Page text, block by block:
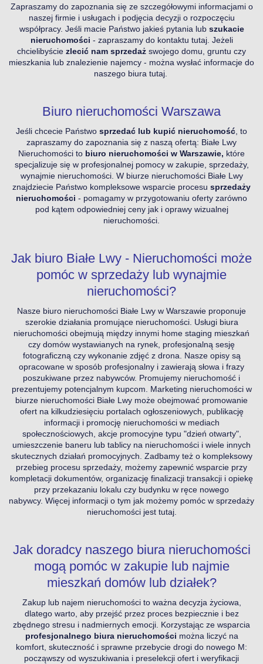
Zapraszamy do zapoznania się ze szczegółowymi informacjami o
naszej firmie i usługach i podjęcia decyzji o rozpoczęciu
współpracy. Jeśli macie Państwo jakieś pytania lub szukacie
nieruchomości - zapraszamy do kontaktu tutaj. Jeżeli
chcielibyście zlecić nam sprzedaż swojego domu, gruntu czy
mieszkania lub znalezienie najemcy - można wysłać informacje do
naszego biura tutaj.
Biuro nieruchomości Warszawa
Jeśli chcecie Państwo sprzedać lub kupić nieruchomość , to
zapraszamy do zapoznania się z naszą ofertą: Białe Lwy
Nieruchomości to biuro nieruchomości w Warszawie, które
specjalizuje się w profesjonalnej pomocy w zakupie, sprzedaży,
wynajmie nieruchomości. W biurze nieruchomości Białe Lwy
znajdziecie Państwo kompleksowe wsparcie procesu sprzedaży
nieruchomości - pomagamy w przygotowaniu oferty zarówno
pod kątem odpowiedniej ceny jak i oprawy wizualnej
nieruchomości.
Jak biuro Białe Lwy - Nieruchomości może
pomóc w sprzedaży lub wynajmie
nieruchomości?
Nasze biuro nieruchomości Białe Lwy w Warszawie proponuje
szerokie działania promujące nieruchomości. Usługi biura
nieruchomości obejmują między innymi home staging mieszkań
czy domów wystawianych na rynek, profesjonalną sesję
fotograficzną czy wykonanie zdjęć z drona. Nasze opisy są
opracowane w sposób profesjonalny i zawierają słowa i frazy
poszukiwane przez nabywców. Promujemy nieruchomość i
prezentujemy potencjalnym kupcom. Marketing nieruchomości w
biurze nieruchomości Białe Lwy może obejmować promowanie
ofert na kilkudziesięciu portalach ogłoszeniowych, publikację
informacji i promocję nieruchomości w mediach
społecznościowych, akcje promocyjne typu "dzień otwarty",
umieszczenie baneru lub tablicy na nieruchomości i wiele innych
skutecznych działań promocyjnych. Zadbamy też o kompleksowy
przebieg procesu sprzedaży, możemy zapewnić wsparcie przy
kompletacji dokumentów, organizację finalizacji transakcji i opiekę
przy przekazaniu lokalu czy budynku w ręce nowego
nabywcy. Więcej informacji o tym jak możemy pomóc w sprzedaży
nieruchomości jest tutaj.
Jak doradcy naszego biura nieruchomości
mogą pomóc w zakupie lub najmie
mieszkań domów lub działek?
Zakup lub najem nieruchomości to ważna decyzja życiowa,
dlatego warto, aby przejść przez proces bezpiecznie i bez
zbędnego stresu i nadmiernych emocji. Korzystając ze wsparcia
profesjonalnego biura nieruchomości można liczyć na
komfort, skuteczność i sprawne przebycie drogi do nowego M:
począwszy od wyszukiwania i preselekcji ofert i weryfikacji